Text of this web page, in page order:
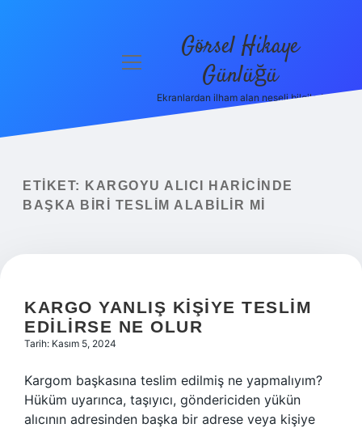
Yasal Uyarı
menüyü
Görsel Hikaye
Günlüğü
Ekranlardan ilham alan neşeli bilgiler!
ETIKET:
KARGOYU ALICI HARICINDE
BAŞKA BIRI TESLIM ALABILIR MI
KARGO YANLIŞ KIŞIYE TESLIM
EDILIRSE NE OLUR
Tarih: Kasım 5, 2024
Kargom başkasına teslim edilmiş ne yapmalıyım?
Hüküm uyarınca, taşıyıcı, göndericiden yükün
alıcının adresinden başka bir adrese veya kişiye